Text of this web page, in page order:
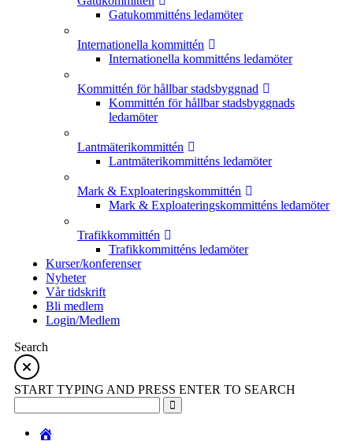
Gatukommitténs ledamöter
Internationella kommittén
Internationella kommitténs ledamöter
Kommittén för hållbar stadsbyggnad
Kommittén för hållbar stadsbyggnads
ledamöter
Lantmäterikommittén
Lantmäterikommitténs ledamöter
Mark & Exploateringskommittén
Mark & Exploateringskommitténs ledamöter
Trafikkommittén
Trafikkommitténs ledamöter
Kurser/konferenser
Nyheter
Vår tidskrift
Bli medlem
Login/Medlem
Search
START TYPING AND PRESS ENTER TO SEARCH